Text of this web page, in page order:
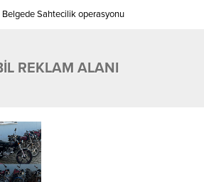
Belgede Sahtecilik operasyonu
REKLAM ALANI